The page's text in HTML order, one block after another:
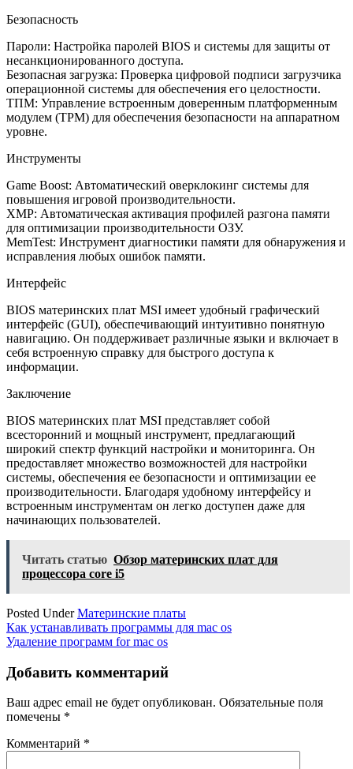
Безопасность
Пароли: Настройка паролей BIOS и системы для защиты от
несанкционированного доступа.
Безопасная загрузка: Проверка цифровой подписи загрузчика
операционной системы для обеспечения его целостности.
ТПМ: Управление встроенным доверенным платформенным
модулем (TPM) для обеспечения безопасности на аппаратном
уровне.
Инструменты
Game Boost: Автоматический оверклокинг системы для
повышения игровой производительности.
XMP: Автоматическая активация профилей разгона памяти
для оптимизации производительности ОЗУ.
MemTest: Инструмент диагностики памяти для обнаружения и
исправления любых ошибок памяти.
Интерфейс
BIOS материнских плат MSI имеет удобный графический
интерфейс (GUI), обеспечивающий интуитивно понятную
навигацию. Он поддерживает различные языки и включает в
себя встроенную справку для быстрого доступа к
информации.
Заключение
BIOS материнских плат MSI представляет собой
всесторонний и мощный инструмент, предлагающий
широкий спектр функций настройки и мониторинга. Он
предоставляет множество возможностей для настройки
системы, обеспечения ее безопасности и оптимизации ее
производительности. Благодаря удобному интерфейсу и
встроенным инструментам он легко доступен даже для
начинающих пользователей.
Читать статью Обзор материнских плат для
процессора core i5
Posted UnderМатеринские платы
Навигация
по
записям
Как устанавливать программы для mac os
Удаление программ for mac os
Добавить комментарий
Ваш адрес email не будет опубликован. Обязательные поля
помечены *
Комментарий *